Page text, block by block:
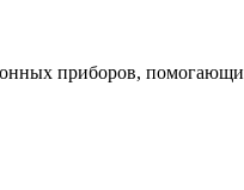
приборов,